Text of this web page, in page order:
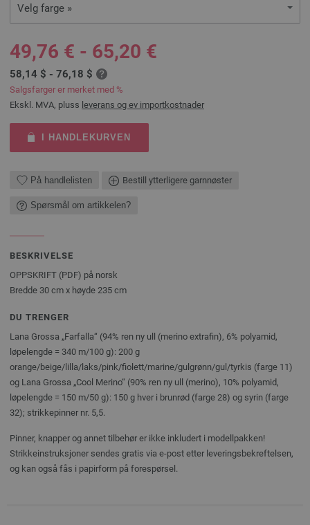
Velg farge »
49,76 € - 65,20 €
58,14 $ - 76,18 $
Salgsfarger er merket med %
Ekskl. MVA, pluss leverans og ev importkostnader
I HANDLEKURVEN
På handlelisten Bestill ytterligere garnnøster
Spørsmål om artikkelen?
BESKRIVELSE
OPPSKRIFT (PDF) på norsk
Bredde 30 cm x høyde 235 cm
DU TRENGER
Lana Grossa „Farfalla“ (94% ren ny ull (merino extrafin), 6% polyamid,
løpelengde = 340 m/100 g): 200 g
orange/beige/lilla/laks/pink/fiolett/marine/gulgrønn/gul/tyrkis (farge 11)
og Lana Grossa „Cool Merino“ (90% ren ny ull (merino), 10% polyamid,
løpelengde = 150 m/50 g): 150 g hver i brunrød (farge 28) og syrin (farge
32); strikkepinner nr. 5,5.
Pinner, knapper og annet tilbehør er ikke inkludert i modellpakken!
Strikkeinstruksjoner sendes gratis via e-post etter leveringsbekreftelsen,
og kan også fås i papirform på forespørsel.